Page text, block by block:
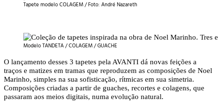
Tapete modelo COLAGEM / Foto: André Nazareth
Modelo TANDETA / COLAGEM / GUACHE
O lançamento desses 3 tapetes pela AVANTI dá novas feições a
traços e matizes em tramas que reproduzem as composições de Noel
Marinho, simples na sua sofisticação, rítmicas em sua simetria.
Composições criadas a partir de guaches, recortes e colagens, que
passaram aos meios digitais, numa evolução natural.